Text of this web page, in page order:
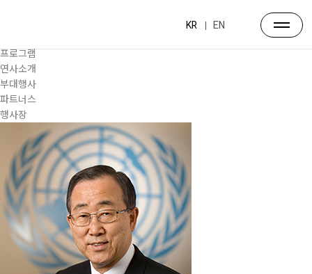
KR EN
프로그램
연사소개
부대행사
파트너스
행사장